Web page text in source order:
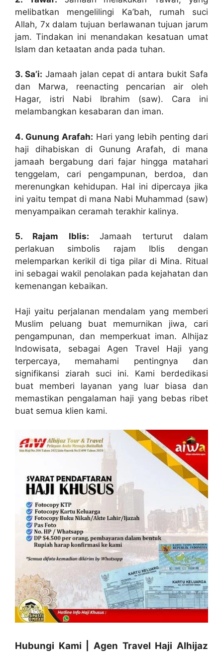
melibatkan mengelilingi Ka’bah, rumah suci
Allah, 7x dalam tujuan berlawanan tujuan jarum
jam. Tindakan ini menandakan kesatuan umat
Islam dan ketaatan anda pada tuhan.
3. Sa’i: Jamaah jalan cepat di antara bukit Safa
dan Marwa, reenacting pencarian air oleh
Hagar, istri Nabi Ibrahim (saw). Cara ini
melambangkan kesabaran dan iman.
4. Gunung Arafah: Hari yang lebih penting dari
haji dihabiskan di Gunung Arafah, di mana
jamaah bergabung dari fajar hingga matahari
tenggelam, cari pengampunan, berdoa, dan
merenungkan kehidupan. Hal ini dipercaya jika
ini yaitu tempat di mana Nabi Muhammad (saw)
menyampaikan ceramah terakhir kalinya.
5. Rajam Iblis: Jamaah terturut dalam
perlakuan simbolis rajam Iblis dengan
melemparkan kerikil di tiga pilar di Mina. Ritual
ini sebagai wakil penolakan pada kejahatan dan
kemenangan kebaikan.
Haji yaitu perjalanan mendalam yang memberi
Muslim peluang buat memurnikan jiwa, cari
pengampunan, dan memperkuat iman. Alhijaz
Indowisata, sebagai Agen Travel Haji yang
terpercaya, memahami pentingnya dan
signifikansi ziarah suci ini. Kami berdedikasi
buat memberi layanan yang luar biasa dan
memastikan pengalaman haji yang bebas ribet
buat semua klien kami.
Hubungi Kami | Agen Travel Haji Alhijaz